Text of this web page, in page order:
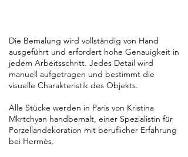
Die Bemalung wird vollständig von Hand
ausgeführt und erfordert hohe Genauigkeit in
jedem Arbeitsschritt. Jedes Detail wird
manuell aufgetragen und bestimmt die
visuelle Charakteristik des Objekts.
Alle Stücke werden in Paris von Kristina
Mkrtchyan handbemalt, einer Spezialistin für
Porzellandekoration mit beruflicher Erfahrung
bei Hermès.